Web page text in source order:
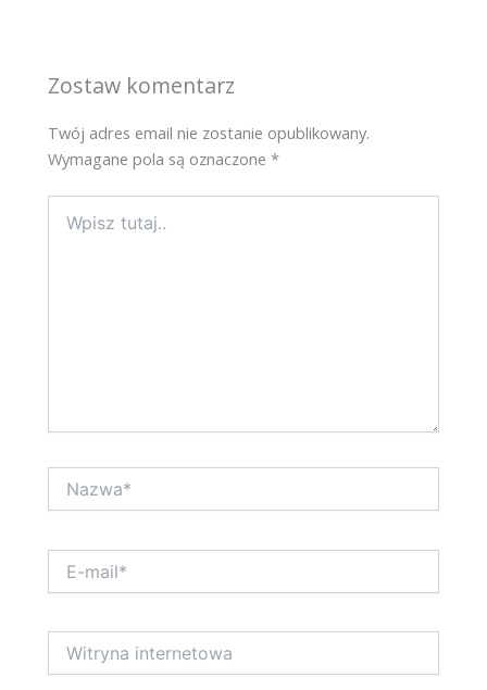
Zostaw komentarz
Twój adres email nie zostanie opublikowany.
Wymagane pola są oznaczone*
tutaj..
mail*
internetowa